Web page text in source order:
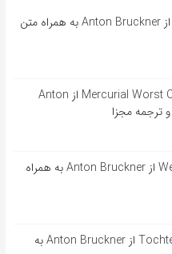
آهنگ آلمانی Zerrissen از Anton Bruckner به همراه متن
آهنگ آلمانی Mercurial Worst Case Band از Anton
آهنگ آلمانی Wer wir sind از Anton Bruckner به همراه
آهنگ آلمانی Tochterkomplex از Anton Bruckner به